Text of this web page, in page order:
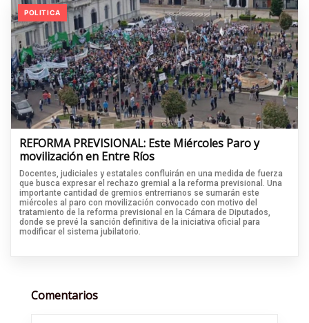
POLITICA
REFORMA PREVISIONAL: Este Miércoles Paro y
movilización en Entre Ríos
Docentes, judiciales y estatales confluirán en una medida de fuerza
que busca expresar el rechazo gremial a la reforma previsional. Una
importante cantidad de gremios entrerrianos se sumarán este
miércoles al paro con movilización convocado con motivo del
tratamiento de la reforma previsional en la Cámara de Diputados,
donde se prevé la sanción definitiva de la iniciativa oficial para
modificar el sistema jubilatorio.
Comentarios